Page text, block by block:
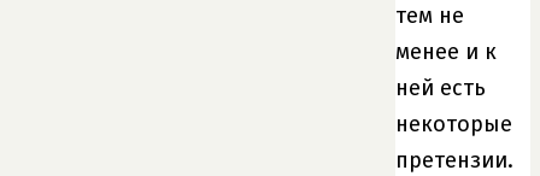
тем не
менее и к
ней есть
некоторые
претензии.